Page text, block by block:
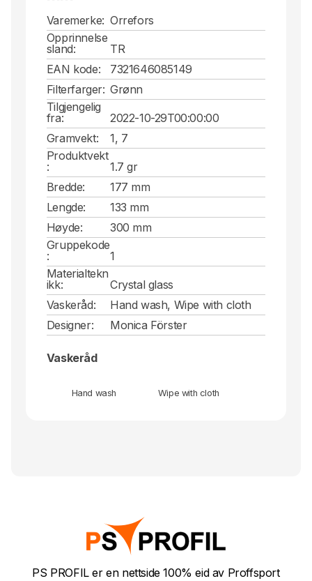
Varemerke: Orrefors
Opprinnelse
sland:
TR
EAN kode:
7321646085149
Filterfarger: Grønn
Tilgjengelig
fra:
2022-10-29T00:00:00
Gramvekt:
1, 7
Produktvekt
:
1.7 gr
Bredde:
177 mm
Lengde:
133 mm
Høyde:
300 mm
Gruppekode
:
1
Materialtekn
ikk:
Crystal glass
Vaskeråd:
Hand wash, Wipe with cloth
Designer:
Monica Förster
Vaskeråd
Hand wash Wipe with cloth
PS PROFIL er en nettside 100% eid av Proffsport